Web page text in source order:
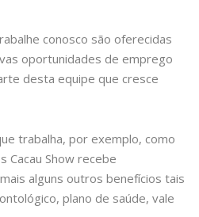
conosco são oferecidas
oportunidades de emprego
desta equipe que cresce
trabalha, por exemplo, como
Cacau Show recebe
alguns outros benefícios tais
plano de saúde, vale